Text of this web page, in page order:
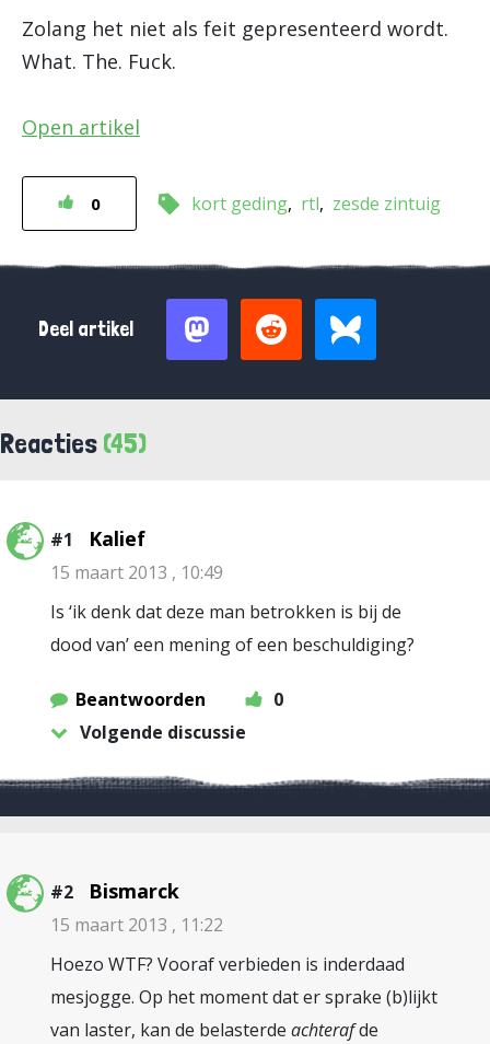
Zolang het niet als feit gepresenteerd wordt.
What. The. Fuck.
Open artikel
0 kort geding rtl zesde zintuig
Deel artikel
Reacties (45)
#1 Kalief
15 maart 2013 , 10:49
Is ‘ik denk dat deze man betrokken is bij de
dood van’ een mening of een beschuldiging?
Beantwoorden
0
Volgende discussie
#2 Bismarck
15 maart 2013 , 11:22
Hoezo WTF? Vooraf verbieden is inderdaad
mesjogge. Op het moment dat er sprake (b)lijkt
van laster, kan de belasterde achterafde